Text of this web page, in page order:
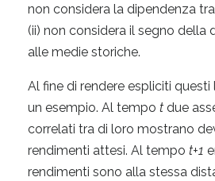
non considera la dipendenza
(ii) non considera il segno della
alle medie storiche.
Al fine di rendere espliciti
un esempio. Al tempo t due
correlati tra di loro mostrano
rendimenti attesi. Al tempo t+1
rendimenti sono alla stessa